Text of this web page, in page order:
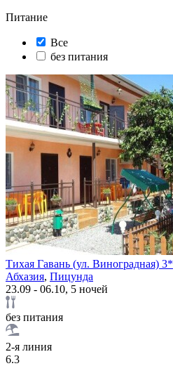
Питание
Все
без питания
Тихая Гавань (ул. Виноградная) 3*
Абхазия, Пицунда
23.09 - 06.10, 5 ночей
без питания
2-я линия
6.3